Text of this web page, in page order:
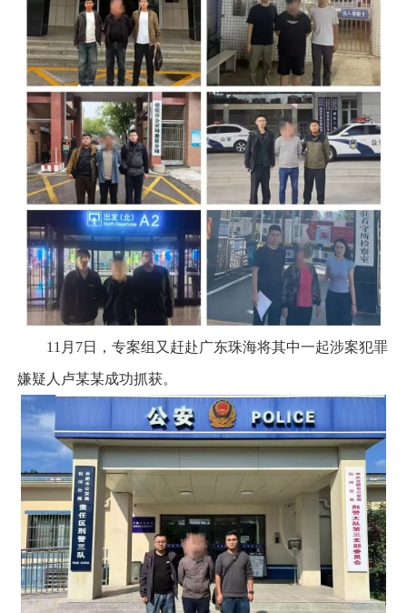
11月7日，专案组又赶赴广东珠海将其中一起涉案犯罪
嫌疑人卢某某成功抓获。